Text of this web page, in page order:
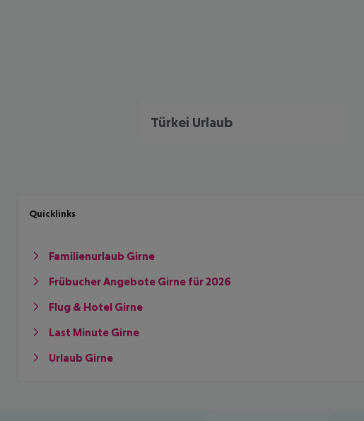
Türkei Urlaub
Quicklinks
Familienurlaub Girne
Frübucher Angebote Girne für 2026
Flug & Hotel Girne
Last Minute Girne
Urlaub Girne